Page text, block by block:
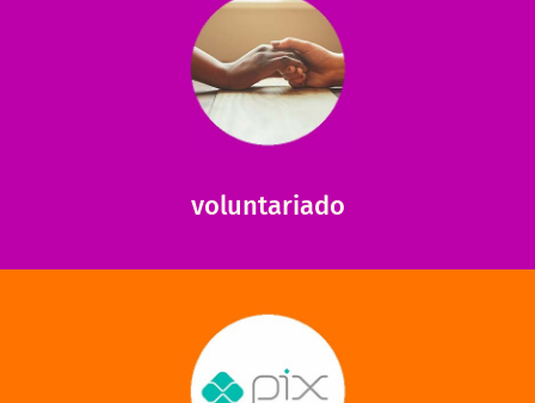
voluntariado
ajudar com certos assuntos. Entre em contato conosco e
saiba como nos ajudar.
saiba mais
saiba mais